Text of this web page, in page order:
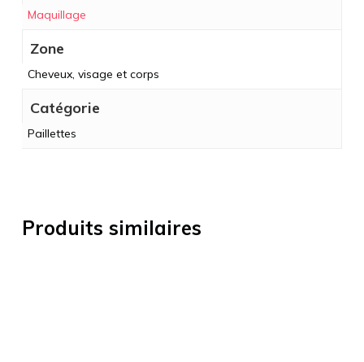
Maquillage
Zone
Cheveux, visage et corps
Catégorie
Paillettes
Produits similaires